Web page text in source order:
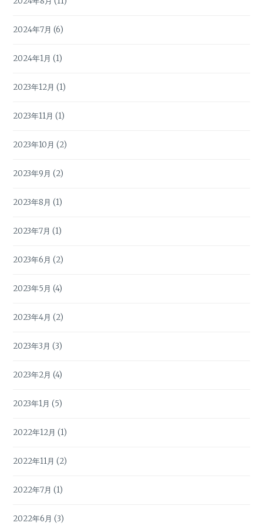
2024年7月 (6)
2024年1月 (1)
2023年12月 (1)
2023年11月 (1)
2023年10月 (2)
2023年9月 (2)
2023年8月 (1)
2023年7月 (1)
2023年6月 (2)
2023年5月 (4)
2023年4月 (2)
2023年3月 (3)
2023年2月 (4)
2023年1月 (5)
2022年12月 (1)
2022年11月 (2)
2022年7月 (1)
2022年6月 (3)